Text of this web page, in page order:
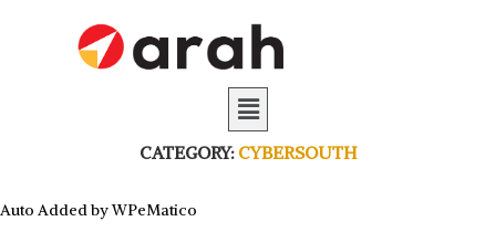
CATEGORY: CYBERSOUTH
Auto Added by WPeMatico